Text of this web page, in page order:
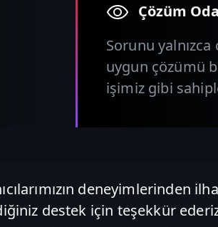
Çözüm
Sorunu yalnızca
uygun çözümü
işimiz gibi
deneyimlerinden
destek için teşekkür